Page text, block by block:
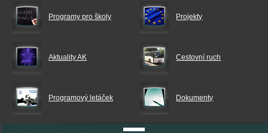
Programy pro školy Projekty
Aktuality AK Cestovní ruch
Programový letáček Dokumenty